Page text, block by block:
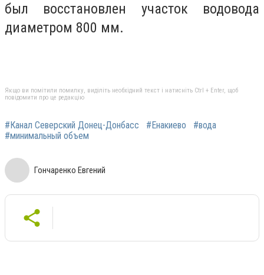
был восстановлен участок водовода
диаметром 800 мм.
Якщо ви помітили помилку, виділіть необхідний текст і натисніть Ctrl + Enter, щоб
повідомити про це редакцію
#Канал Северский Донец-Донбасс #Енакиево
#вода
#минимальный объем
Гончаренко Евгений